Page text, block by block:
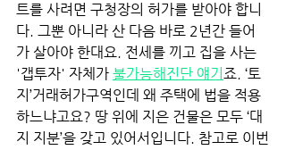
트를 사려면 구청장의 허가를 받아야 합니
다. 그뿐 아니라 산 다음 바로 2년간 들어
가 살아야 한대요. 전세를 끼고 집을 사는
'갭투자' 자체가 불가능해진단 얘기 죠. ‘토
지’거래허가구역인데 왜 주택에 법을 적용
하느냐고요? 땅 위에 지은 건물은 모두 ‘대
지 지분’을 갖고 있어서입니다. 참고로 이번